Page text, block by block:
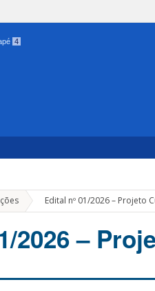
4
» Edital nº 01/2026 – Projeto
2026 –